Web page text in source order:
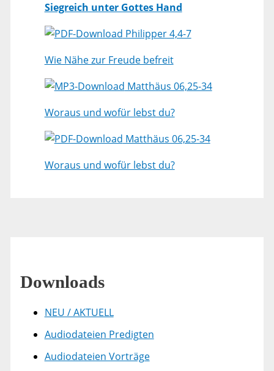
Siegreich unter Gottes Hand
Philipper 4,4-7
Wie Nähe zur Freude befreit
Matthäus 06,25-34
Woraus und wofür lebst du?
Matthäus 06,25-34
Woraus und wofür lebst du?
Downloads
NEU / AKTUELL
Audiodateien Predigten
Audiodateien Vorträge